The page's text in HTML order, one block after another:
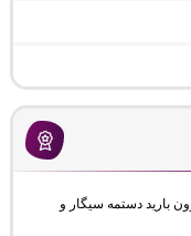
بارید دستمه سیگار و